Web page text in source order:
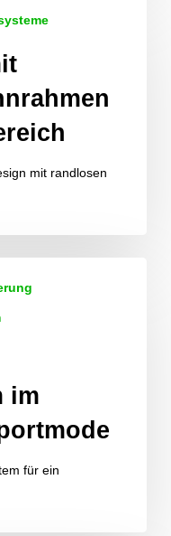
mit randlosen
im
für ein